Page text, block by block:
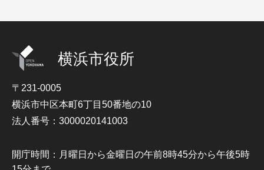
横浜市役所
〒231-0005
横浜市中区本町6丁目50番地の10
法人番号：3000020141003
開庁時間：月曜日から金曜日の午前8時45分から午後5時